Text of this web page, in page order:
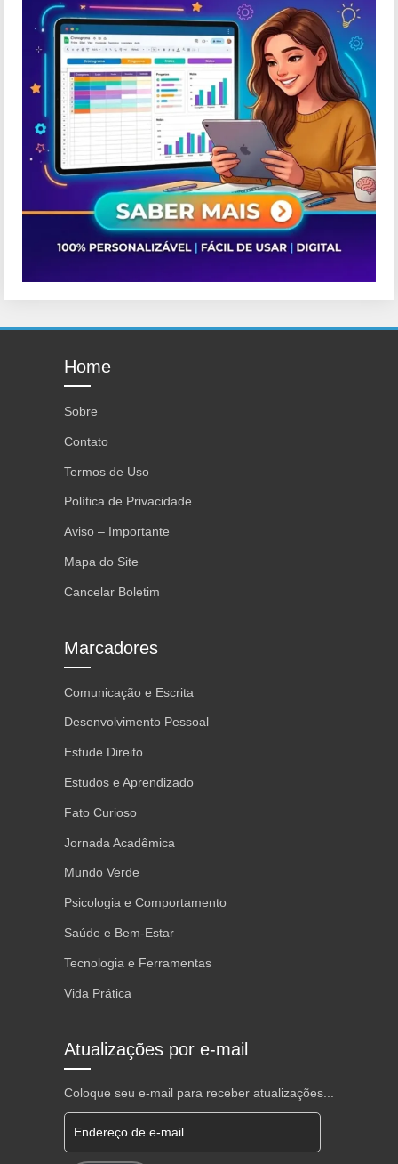
Home
Sobre
Contato
Termos de Uso
Política de Privacidade
Aviso – Importante
Mapa do Site
Cancelar Boletim
Marcadores
Comunicação e Escrita
Desenvolvimento Pessoal
Estude Direito
Estudos e Aprendizado
Fato Curioso
Jornada Acadêmica
Mundo Verde
Psicologia e Comportamento
Saúde e Bem-Estar
Tecnologia e Ferramentas
Vida Prática
Atualizações por e-mail
Coloque seu e-mail para receber atualizações...
Endereço de e-mail